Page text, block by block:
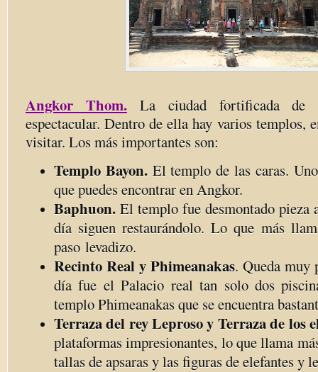
Angkor Thom.La ciudad fortificada de
espectacular. Dentro de ella hay varios templos,
visitar. Los más importantes son:
Templo Bayon. El templo de las caras.
que puedes encontrar en Angkor.
Baphuon. El templo fue desmontado pieza
día siguen restaurándolo. Lo que más
paso levadizo.
Recinto Real y Phimeanakas. Queda muy
día fue el Palacio real tan solo dos
templo Phimeanakas que se encuentra
Terraza del rey Leproso y Terraza de los
plataformas impresionantes, lo que llama
tallas de apsaras y las figuras de elefantes y